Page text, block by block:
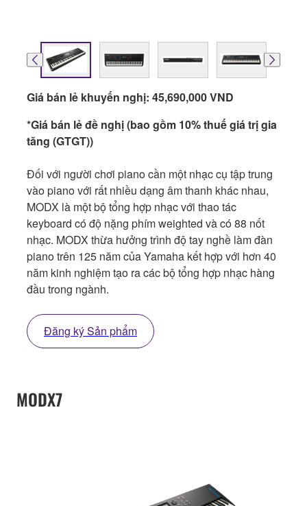
Giá bán lẻ khuyến nghị: 45,690,000 VND
*Giá bán lẻ đề nghị (bao gồm 10% thuế giá trị gia
tăng (GTGT))
Đối với người chơi piano cần một nhạc cụ tập trung
vào piano với rất nhiều dạng âm thanh khác nhau,
MODX là một bộ tổng hợp nhạc với thao tác
keyboard có độ nặng phím weighted và có 88 nốt
nhạc. MODX thừa hưởng trình độ tay nghề làm đàn
piano trên 125 năm của Yamaha kết hợp với hơn 40
năm kinh nghiệm tạo ra các bộ tổng hợp nhạc hàng
đầu trong ngành.
Đăng ký Sản phẩm
MODX7